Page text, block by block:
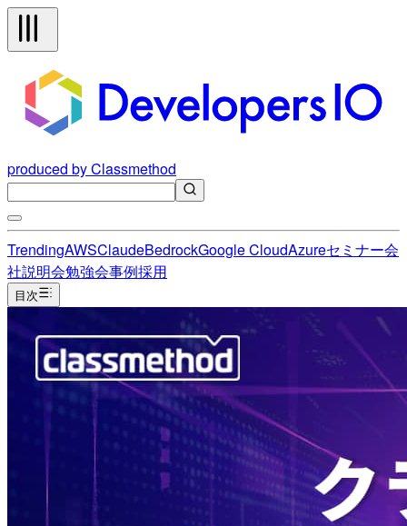
produced by Classmethod
TrendingAWSClaudeBedrockGoogle CloudAzureセミナー会
社説明会勉強会事例採用
目次